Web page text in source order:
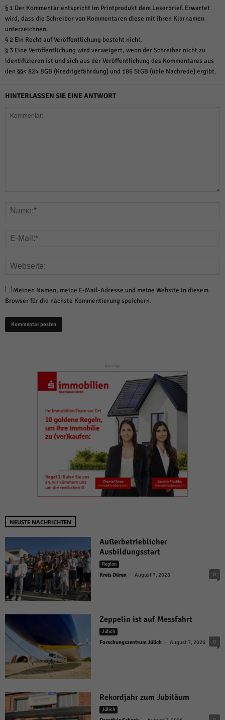
§ 1 Der Kommentar entspricht im Printprodukt dem Leserbrief. Erwartet
wird, dass die Schreiber von Kommentaren diese mit ihren Klarnamen
unterzeichnen.
§ 2 Ein Recht auf Veröffentlichung besteht nicht.
§ 3 Eine Veröffentlichung wird verweigert, wenn der Schreiber nicht zu
identifizieren ist und sich aus der Veröffentlichung des Kommentares aus
den §§< 824 BGB (Kreditgefährdung) und 186 StGB (üble Nachrede) ergibt.
HINTERLASSEN SIE EINE ANTWORT
Meinen Namen, meine E-Mail-Adresse und meine Website in diesem
Browser für die nächste Kommentierung speichern.
- Anzeige -
NEUSTE NACHRICHTEN
Außerbetrieblicher
Ausbildungsstart
Region
Kreis Düren - August 7, 2026 0
Zeppelin ist auf Messfahrt
Jülich
Forschungszentrum Jülich - August 7, 2026 0
Rekordjahr zum Jubiläum
Jülich